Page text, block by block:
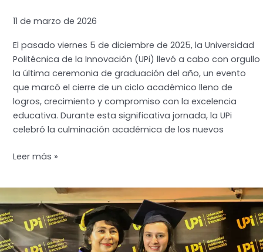
11 de marzo de 2026
El pasado viernes 5 de diciembre de 2025, la Universidad
Politécnica de la Innovación (UPi) llevó a cabo con orgullo
la última ceremonia de graduación del año, un evento
que marcó el cierre de un ciclo académico lleno de
logros, crecimiento y compromiso con la excelencia
educativa. Durante esta significativa jornada, la UPi
celebró la culminación académica de los nuevos
UPi
ceremonia
de
graduación
Leer más »